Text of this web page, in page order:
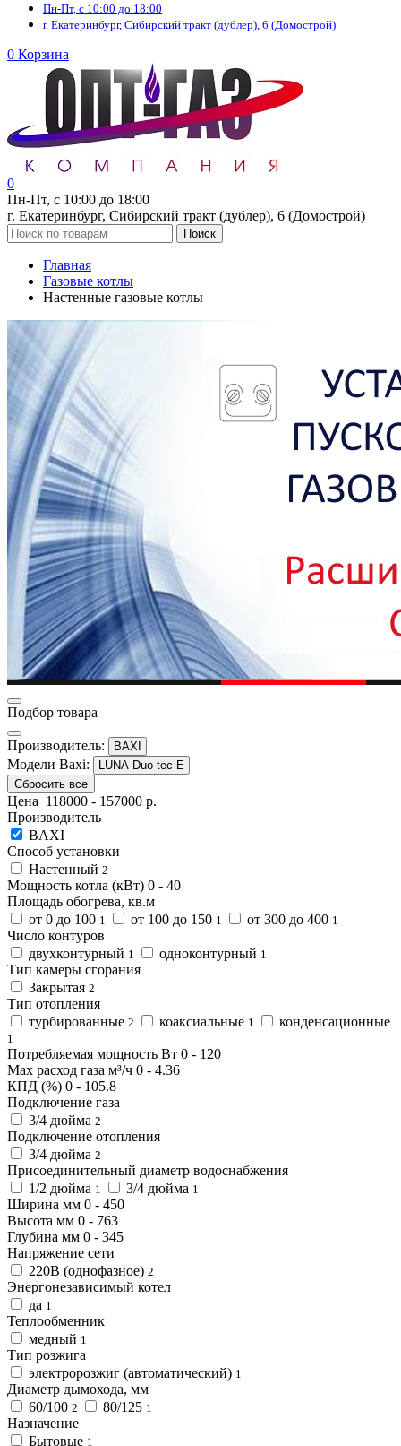
Пн-Пт, с 10:00 до 18:00
г. Екатеринбург, Сибирский тракт (дублер), 6 (Домострой)
0 Корзина
0
Пн-Пт, с 10:00 до 18:00
г. Екатеринбург, Сибирский тракт (дублер), 6 (Домострой)
Поиск
Главная
Газовые котлы
Настенные газовые котлы
Подбор товара
Производитель: BAXI
Модели Baxi:
LUNA Duo-tec E
Сбросить все
Цена 118000 - 157000 р.
Производитель
BAXI
Способ установки
Настенный 2
Мощность котла (кВт) 0 - 40
Площадь обогрева, кв.м
от 0 до 100 1 от 100 до 150 1 от 300 до 400 1
Число контуров
двухконтурный 1 одноконтурный 1
Тип камеры сгорания
Закрытая 2
Тип отопления
турбированные 2 коаксиальные 1 конденсационные
1
Потребляемая мощность Вт 0 - 120
Max расход газа м³/ч 0 - 4.36
КПД (%) 0 - 105.8
Подключение газа
3/4 дюйма 2
Подключение отопления
3/4 дюйма 2
Присоединительный диаметр водоснабжения
1/2 дюйма 1 3/4 дюйма 1
Ширина мм 0 - 450
Высота мм 0 - 763
Глубина мм 0 - 345
Напряжение сети
220В (однофазное) 2
Энергонезависимый котел
да 1
Теплообменник
медный 1
Тип розжига
электророзжиг (автоматический) 1
Диаметр дымохода, мм
60/100 2 80/125 1
Назначение
Бытовые 1